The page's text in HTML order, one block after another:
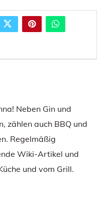
Neben Gin und
zählen auch BBQ und
Regelmäßig
Wiki-Artikel und
und vom Grill.